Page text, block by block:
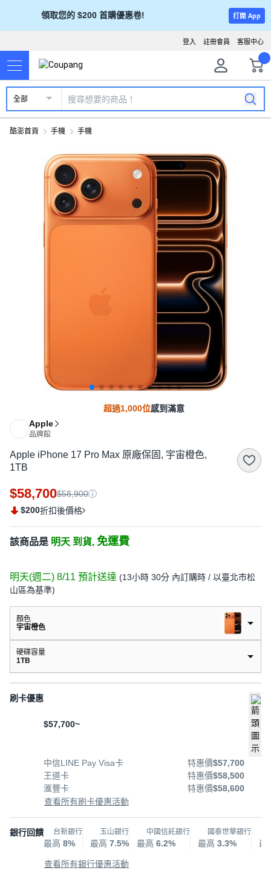
領取您的 $200 首購優惠卷! 打開 App
客服中心
註冊會員
登入
全部
酷澎首頁 手機 手機
超過1,000位感到滿意
Apple
品牌館
Apple iPhone 17 Pro Max 原廠保固, 宇宙橙色,
1TB
$58,700$58,900
$200折扣後價格
該商品是 明天 到貨, 免運費
明天(週二) 8/11 預計送達 (13小時 30分 內訂購時 / 以臺北市松
山區為基準)
顏色
宇宙橙色
硬碟容量
1TB
刷卡優惠
$57,700~
中信LINE Pay Visa卡 特惠價$57,700
王道卡
特惠價$58,500
滙豐卡
特惠價$58,600
查看所有刷卡優惠活動
銀行回饋 台新銀行
最高 8%
玉山銀行
最高 7.5%
中國信託銀行
最高 6.2%
國泰世華銀行
最高 3.3% 最
查看所有銀行優惠活動